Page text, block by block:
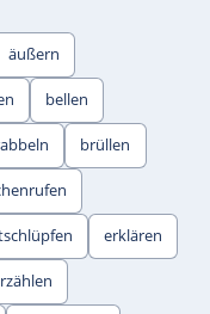
äußern
bellen
brüllen
erklären